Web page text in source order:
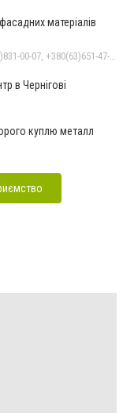
матеріалів
в Чернігові
куплю металл